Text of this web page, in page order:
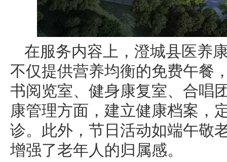
在服务内容上，澄城县医养
不仅提供营养均衡的免费午餐
书阅览室、健身康复室、合唱
康管理方面，建立健康档案，
诊。此外，节日活动如端午敬
增强了老年人的归属感。